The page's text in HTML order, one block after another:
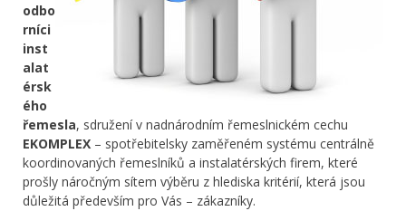
odbo
rníci
inst
alat
érsk
ého
řemesla, sdružení v nadnárodním řemeslnickém cechu
EKOMPLEX – spotřebitelsky zaměřeném systému centrálně
koordinovaných řemeslníků a instalatérských firem, které
prošly náročným sítem výběru z hlediska kritérií, která jsou
důležitá především pro Vás – zákazníky.